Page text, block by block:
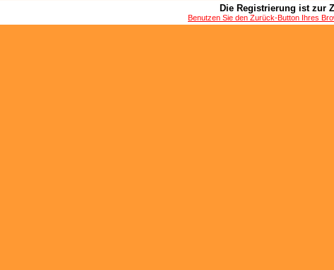
Die Registrierung ist zur
Benutzen Sie den Zurück-Button Ihres